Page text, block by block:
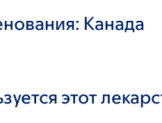
Канада
этот